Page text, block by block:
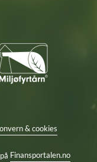
& cookies
Finansportalen.no